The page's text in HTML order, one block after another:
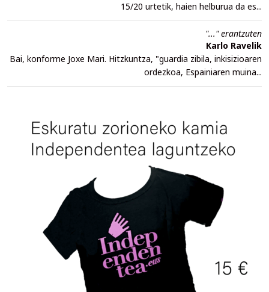
15/20 urtetik, haien helburua da es...
"..." erantzuten
Karlo Ravelik
Bai, konforme Joxe Mari. Hitzkuntza, "guardia zibila, inkisizioaren
ordezkoa, Espainiaren muina...